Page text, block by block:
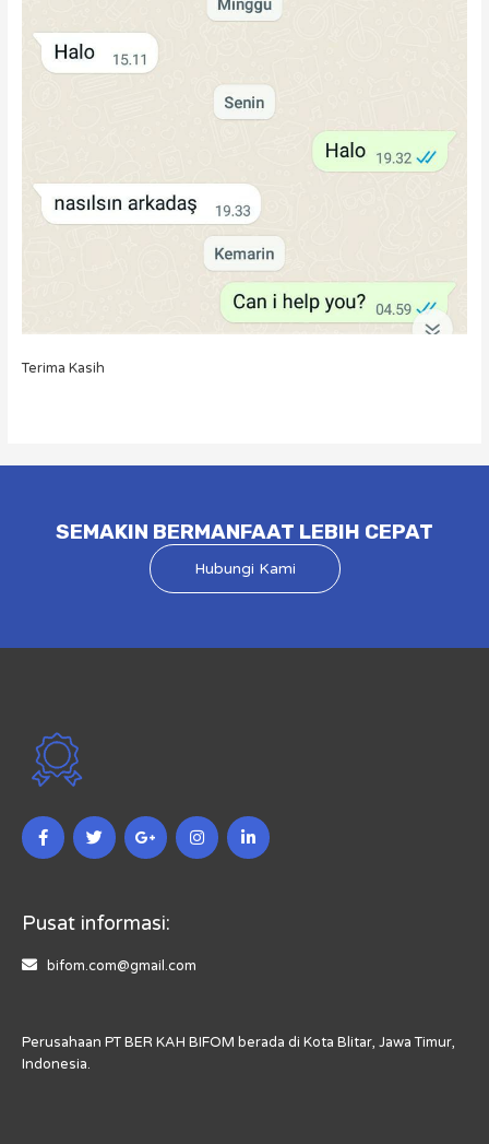
Terima Kasih
SEMAKIN BERMANFAAT LEBIH CEPAT
Hubungi Kami
Pusat informasi:
bifom.com@gmail.com
Perusahaan PT BER KAH BIFOM berada di Kota Blitar, Jawa Timur,
Indonesia.